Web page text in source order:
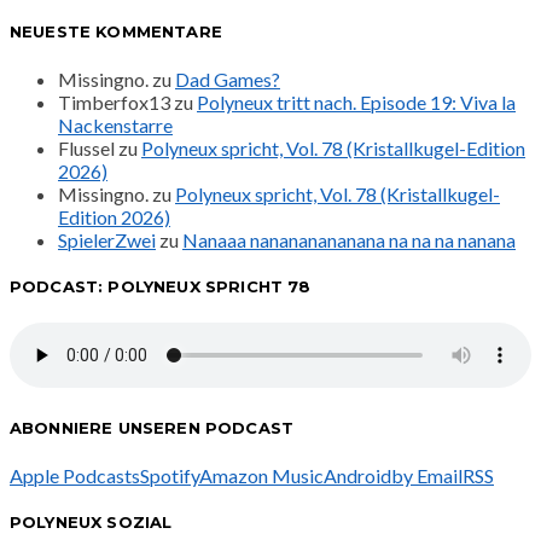
NEUESTE KOMMENTARE
Missingno. zu Dad Games?
Timberfox13 zu Polyneux tritt nach. Episode 19: Viva la
Nackenstarre
Flussel zu Polyneux spricht, Vol. 78 (Kristallkugel-Edition
2026)
Missingno. zu Polyneux spricht, Vol. 78 (Kristallkugel-
Edition 2026)
SpielerZwei zu Nanaaa nanananananana na na na nanana
PODCAST: POLYNEUX SPRICHT 78
ABONNIERE UNSEREN PODCAST
Apple PodcastsSpotifyAmazon MusicAndroidby EmailRSS
POLYNEUX SOZIAL